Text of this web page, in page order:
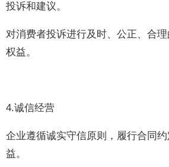
投诉和建议。
对消费者投诉进行及时、公正、合
权益。
4.诚信经营
企业遵循诚实守信原则，履行合同
益。